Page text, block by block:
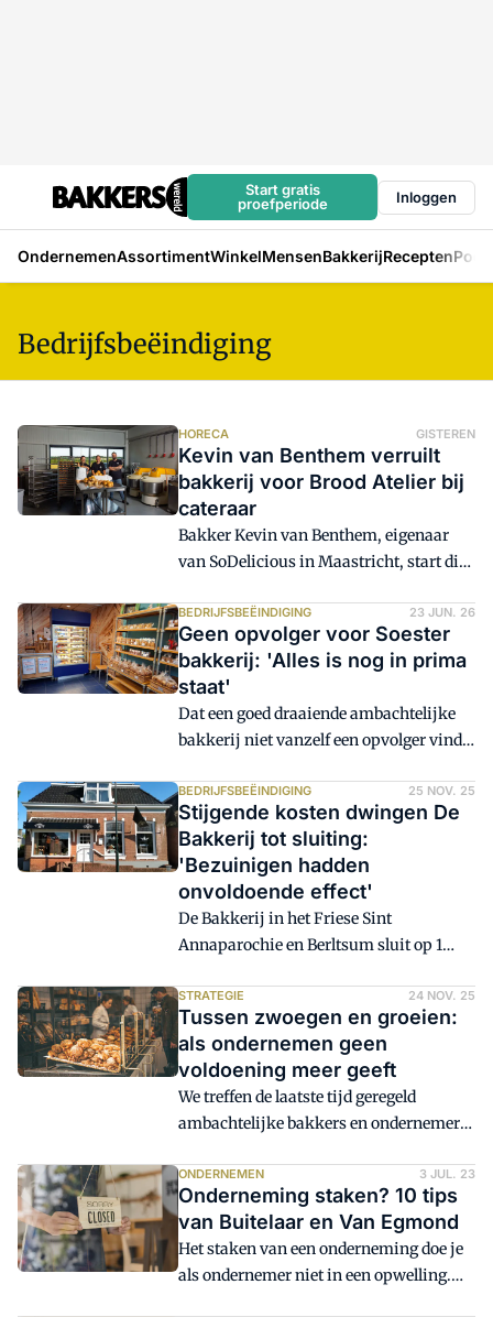
Start gratis
proefperiode
Inloggen
OndernemenAssortimentWinkelMensenBakkerijRecepten
Bedrijfsbeëindiging
HORECA GISTEREN
Kevin van Benthem verruilt
bakkerij voor Brood Atelier bij
cateraar
Bakker Kevin van Benthem, eigenaar
van SoDelicious in Maastricht, start dit
nieuwe ambachtelijke bakkerij onder de
naam 'Brood Atelier'. Deze bakkerij in
Eijsden gaat zich richten op de zakelijke
markt, waaronder restaurants, hotels en
cateringbedrijven in Zuid-Limburg.
BEDRIJFSBEËINDIGING 23 JUN. 26
Geen opvolger voor Soester
bakkerij: 'Alles is nog in prima
staat'
Dat een goed draaiende ambachtelijke
bakkerij niet vanzelf een opvolger vindt,
Heyden. Na 35 jaar stopt zij met
Bakkerij Bertjan van der Heyden in
Soest, niet door gebrek aan klanten,
maar omdat zich geen koper meldt.
BEDRIJFSBEËINDIGING 25 NOV. 25
Stijgende kosten dwingen De
Bakkerij tot sluiting:
'Bezuinigen hadden
onvoldoende effect'
De Bakkerij in het Friese Sint
Annaparochie en Berltsum sluit op 1
die de zaak wilde overnemen, dwingen
stijgende kosten de eigenaren tot
stoppen. 'Onze bezuinigingen hadden
onvoldoende effect.'
STRATEGIE 24 NOV. 25
Tussen zwoegen en groeien:
als ondernemen geen
voldoening meer geeft
We treffen de laatste tijd geregeld
ambachtelijke bakkers en ondernemers
vinden worden. Niet omdat het
financieel slecht gaat, in tegendeel zelfs,
maar omdat het ondernemerschap geen
voldoening meer geeft. De passie die ooit
vanzelfsprekend was, lijkt langzaam te
ONDERNEMEN 3 JUL. 23
Onderneming staken? 10 tips
van Buitelaar en Van Egmond
Het staken van een onderneming doe je
als ondernemer niet in een opwelling.